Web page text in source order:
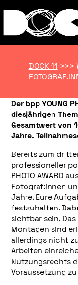
DOCK 11 >>>
Der bpp YOUNG
diesjährigen
Gesamtwert von
Jahre.
Bereits zum
professioneller
PHOTO AWARD
Fotograf:innen
Jahre. Eure
festzuhalten.
sichtbar sein.
Montagen sind
allerdings nicht
Arbeiten
Nutzungsrechts
Voraussetzung